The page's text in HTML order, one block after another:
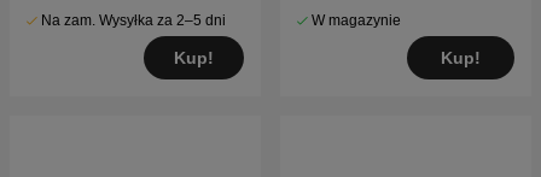
Na zam. Wysyłka za 2–5 dni
Kup!
W magazynie
Kup!